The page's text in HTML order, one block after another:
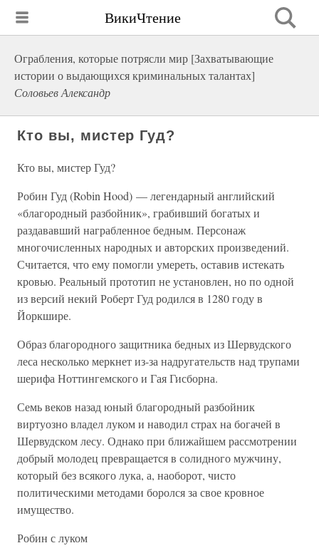
ВикиЧтение
Ограбления, которые потрясли мир [Захватывающие
истории о выдающихся криминальных талантах]
Соловьев Александр
Кто вы, мистер Гуд?
Кто вы, мистер Гуд?
Робин Гуд (Robin Hood) — легендарный английский
«благородный разбойник», грабивший богатых и
раздававший награбленное бедным. Персонаж
многочисленных народных и авторских произведений.
Считается, что ему помогли умереть, оставив истекать
кровью. Реальный прототип не установлен, но по одной
из версий некий Роберт Гуд родился в 1280 году в
Йоркшире.
Образ благородного защитника бедных из Шервудского
леса несколько меркнет из-за надругательств над трупами
шерифа Ноттингемского и Гая Гисборна.
Семь веков назад юный благородный разбойник
виртуозно владел луком и наводил страх на богачей в
Шервудском лесу. Однако при ближайшем рассмотрении
добрый молодец превращается в солидного мужчину,
который без всякого лука, а, наоборот, чисто
политическими методами боролся за свое кровное
имущество.
Робин с луком